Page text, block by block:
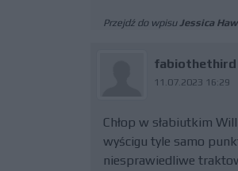
Przejdź do wpisuJessica
fabiothethird
11.07.2023 16:29
Chłop w słabiutkim
wyścigu tyle samo
niesprawiedliwe